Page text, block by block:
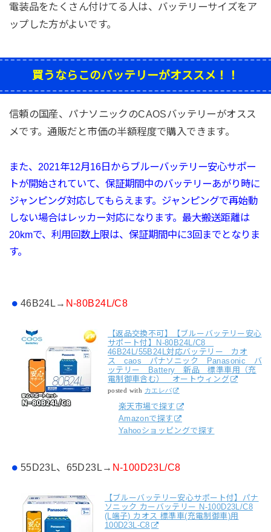
電装品をたくさん付けてる人は、バッテリーサイズをア
ップした方がよいです。
買うならこのバッテリーがオススメ！！
信頼の国産、パナソニックのCAOSバッテリーがオスス
メです。通販だと市価の半額程度で購入できます。
また、2021年12月16日から ブルーバッテリー安心サポー
トが開始されていて、 保証期間中のバッテリーあがり時に
ジャンピング対応してもらえます。ジャンピングで再始動
しない場合はレッカー対応になります。最大搬送距離は
20kmで、利用回数上限は、保証期間中に3回までとなりま
す。
46B24L→ N-80B24L/C8
【返品交換不可】【ブルーバッテリー安心
サポート付】N-80B24L/C8
46B24L/55B24L対応バッテリー カオ
ス caos パナソニック Panasonic バ
ッテリー Battery 新品 標準車用（充
電制御車含む） オートウィング
posted with カエレバ
楽天市場で探す
Amazonで探す
Yahooショッピングで探す
55D23L、65D23L→ N-100D23L/C8
【ブルーバッテリー安心サポート付】パナ
ソニック カーバッテリー N-100D23L/C8
(L端子) カオス 標準車(充電制御車)用
100D23L-C8